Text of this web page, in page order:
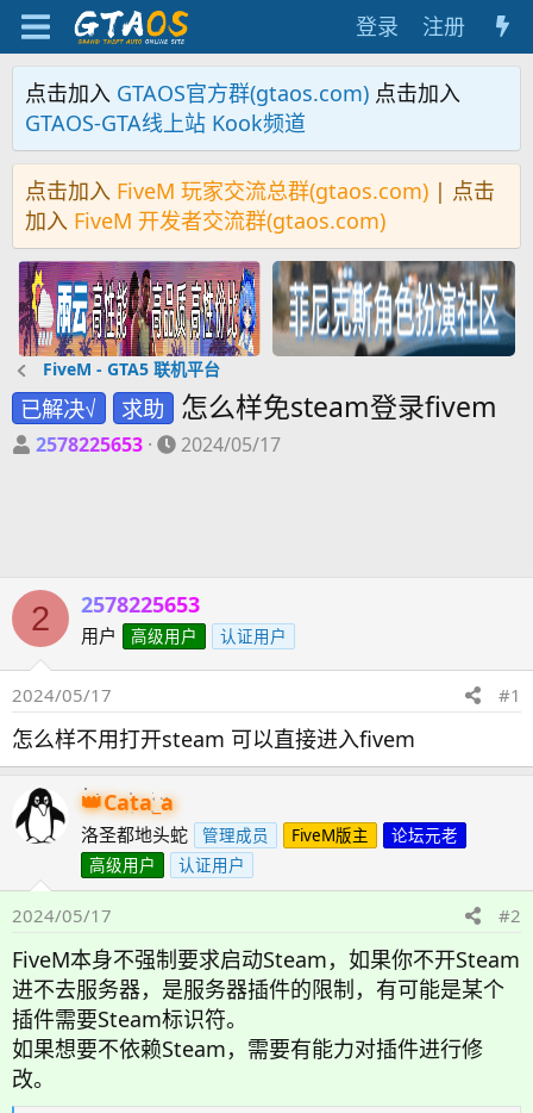
登录 注册
点击加入 GTAOS官方群(gtaos.com) 点击加入
GTAOS-GTA线上站 Kook频道
点击加入 FiveM 玩家交流总群(gtaos.com) | 点击
加入 FiveM 开发者交流群(gtaos.com)
FiveM - GTA5 联机平台
已解决√ 求助 怎么样免steam登录fivem
主
2578225653
开
2024/05/17
2 2578225653
用户 高级用户 认证用户
2024/05/17 #1
怎么样不用打开steam 可以直接进入fivem
Cata_a
洛圣都地头蛇 管理成员 FiveM版主
论坛元老
高级用户
认证用户
2024/05/17 #2
FiveM本身不强制要求启动Steam，如果你不开Steam
进不去服务器，是服务器插件的限制，有可能是某个
插件需要Steam标识符。
如果想要不依赖Steam，需要有能力对插件进行修
改。